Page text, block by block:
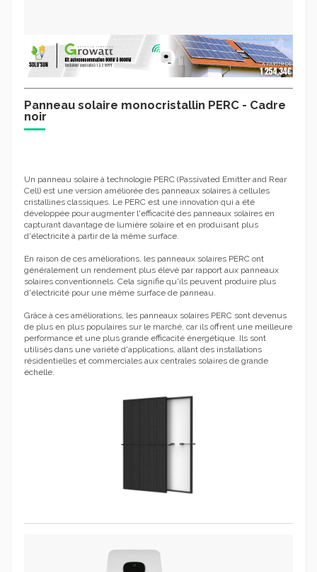
Panneau solaire monocristallin PERC - Cadre
noir
Un panneau solaire à technologie PERC (Passivated Emitter and Rear
Cell) est une version améliorée des panneaux solaires à cellules
cristallines classiques. Le PERC est une innovation qui a été
développée pour augmenter l'efficacité des panneaux solaires en
capturant davantage de lumière solaire et en produisant plus
d'électricité à partir de la même surface.
En raison de ces améliorations, les panneaux solaires PERC ont
généralement un rendement plus élevé par rapport aux panneaux
solaires conventionnels. Cela signifie qu'ils peuvent produire plus
d'électricité pour une même surface de panneau.
Grâce à ces améliorations, les panneaux solaires PERC sont devenus
de plus en plus populaires sur le marché, car ils offrent une meilleure
performance et une plus grande efficacité énergétique. Ils sont
utilisés dans une variété d'applications, allant des installations
résidentielles et commerciales aux centrales solaires de grande
échelle.